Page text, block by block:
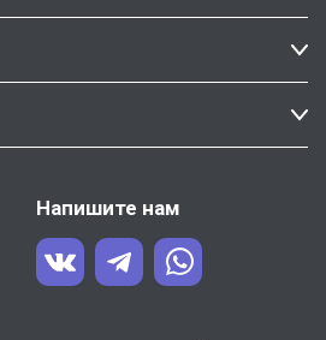
Напишите нам